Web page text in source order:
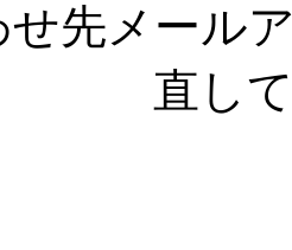
先メール
直し